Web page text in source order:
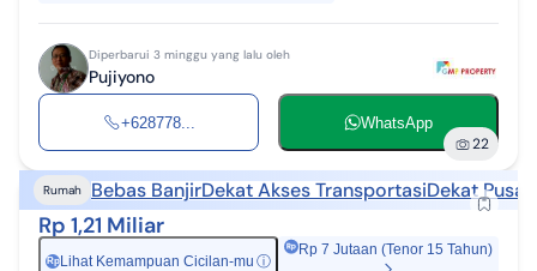
Diperbarui 3 minggu yang lalu oleh
Pujiyono
+628778... WhatsApp
22
Rumah Bebas BanjirDekat Akses TransportasiDekat
Rp 1,21 Miliar
Rp Lihat Kemampuan Cicilan-mu ⓘ
Rp 7 Jutaan (Tenor 15 Tahun)